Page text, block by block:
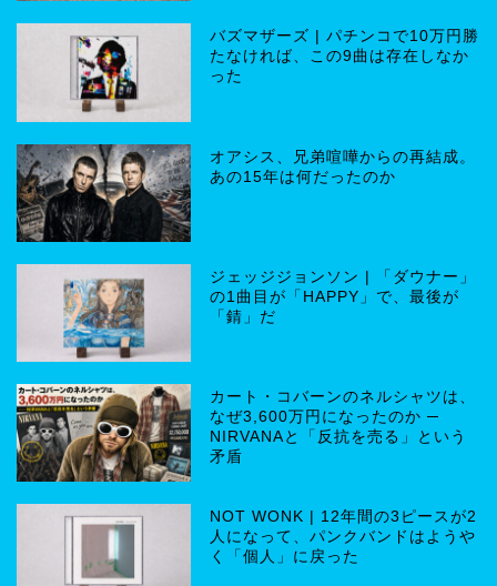
バズマザーズ | パチンコで10万円勝
たなければ、この9曲は存在しなか
った
オアシス、兄弟喧嘩からの再結成。
あの15年は何だったのか
ジェッジジョンソン | 「ダウナー」
の1曲目が「HAPPY」で、最後が
「錆」だ
カート・コバーンのネルシャツは、
なぜ3,600万円になったのか ─
NIRVANAと「反抗を売る」という
矛盾
NOT WONK | 12年間の3ピースが2
人になって、パンクバンドはようや
く「個人」に戻った